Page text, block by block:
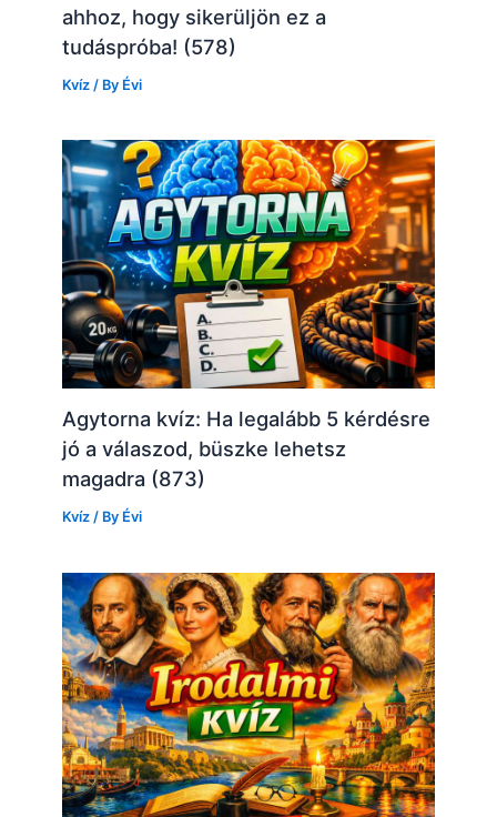
ahhoz, hogy sikerüljön ez a
tudáspróba! (578)
Kvíz / By Évi
Agytorna kvíz: Ha legalább 5 kérdésre
jó a válaszod, büszke lehetsz
magadra (873)
Kvíz / By Évi